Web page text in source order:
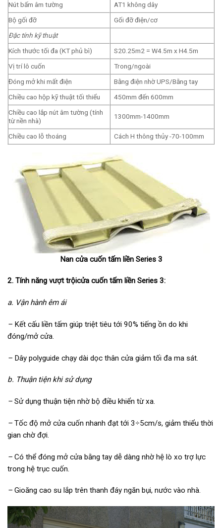
Nút bấm âm tường
AT1 không dây
Bộ gối đỡ
Gối đỡ điện/cơ
Đặc tính kỹ thuật
Kích thước tối đa (KT phủ bì)
S20.25m2 = W4.5m x H4.5m
Vị trí lô cuốn
Trong/ngoài
Đóng mở khi mất điện
Bằng điện nhờ UPS/Bằng tay
Chiều cao hộp kỹ thuật tối thiểu
450mm đến 600mm
Chiều cao lắp nút âm tường (tính
từ nền nhà)
1300mm-1400mm
Chiều cao lỗ thoáng Cách H thông thủy -70-100mm
Nan cửa cuốn tấm liền Series 3
2. Tính năng vượt trộicửa cuốn tấm liền Series 3:
a. Vận hành êm ái
– Kết cấu liền tấm giúp triệt tiêu tới 90% tiếng ồn do khi
đóng/mở cửa.
– Dây polyguide chạy dài dọc thân cửa giảm tối đa ma sát.
b. Thuận tiện khi sử dụng
– Sử dụng thuận tiện nhờ bộ điều khiển từ xa.
– Tốc độ mở cửa cuốn nhanh đạt tới 3÷5cm/s, giảm thiểu thời
gian chờ đợi.
– Có thể đóng mở cửa bằng tay dễ dàng nhờ hệ lò xo trợ lực
trong hệ trục cuốn.
– Gioăng cao su lắp trên thanh đáy ngăn bụi, nước vào nhà.